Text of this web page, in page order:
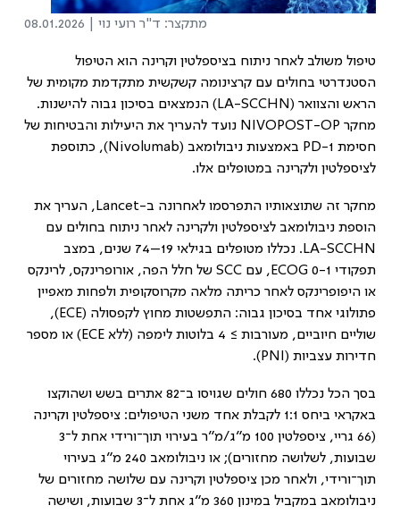
08.01.2026 | מתקצר: ד"ר רועי נוי
טיפול משולב לאחר ניתוח בציספלטין וקרינה הוא הטיפול
הסטנדרטי בחולים עם קרצינומה קשקשית מתקדמת מקומית של
הראש והצוואר ( LA-SCCHN ) הנמצאים בסיכון גבוה להישנות.
מחקר NIVOPOST-OP נועד להעריך את היעילות והבטיחות של
חסימת PD-1 באמצעות ניבולומאב (Nivolumab ), כתוספת
לציספלטין ולקרינה במטופלים אלו.
מחקר זה שתוצאותיו התפרסמו לאחרונה ב-Lancet , העריך את
הוספת ניבולומאב לציספלטין ולקרינה לאחר ניתוח בחולים עם
LA-SCCHN
. נכללו מטופלים בגילאי 19–74 שנים, במצב
תפקודי ECOG 0-1 , עם SCC של חלל הפה, אורופרינקס, לרינקס
או היפופרינקס לאחר כריתה מלאה מקרוסקופית ולפחות מאפיין
פתולוגי אחד בסיכון גבוה: התפשטות מחוץ לקפסולה (ECE
),
שוליים חיוביים, מעורבות ≥ 4 בלוטות לימפה (ללא
ECE ) או מספר
חדירות עצביות ( PNI
).
בסך הכל נכללו 680 חולים שגויסו ב־82 אתרים בשש ושהוקצו
באקראי ביחס 1:1 לקבלת אחד משני הטיפולים: ציספלטין וקרינה
(66 גריי, ציספלטין 100 מ״ג/מ״ר בעירוי תוך־ורידי אחת ל־3
שבועות, לשלושה מחזורים); או ניבולומאב 240 מ״ג בעירוי
תוך־ורידי, ולאחר מכן ציספלטין וקרינה עם שלושה מחזורים של
ניבולומאב במקביל במינון 360 מ״ג אחת ל־3 שבועות, ושישה